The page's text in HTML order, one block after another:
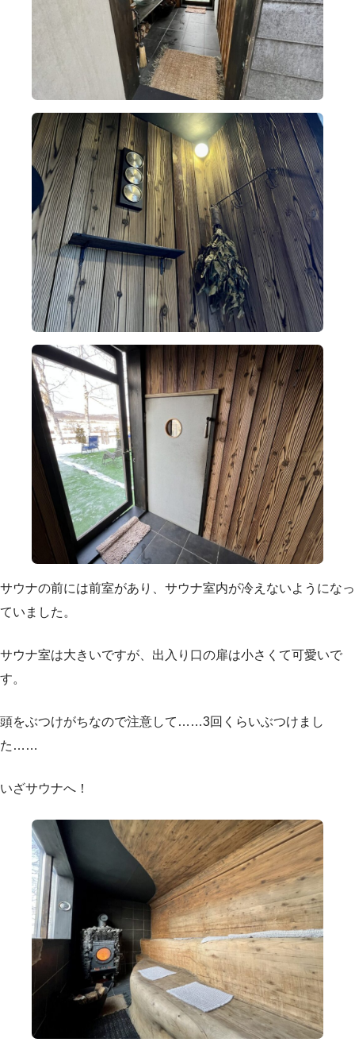
サウナの前には前室があり、サウナ室内が冷えないようになっ
ていました。
サウナ室は大きいですが、出入り口の扉は小さくて可愛いで
す。
頭をぶつけがちなので注意して……3回くらいぶつけまし
た……
いざサウナへ！